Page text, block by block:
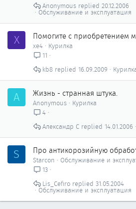
Обслуживание и эксплуатация
20.12.2006
Anonymous
X Помогите с приобретением
xe4
Курилка
11
16.09.2009
kb8
A Жизнь - странная штука.
Anonymous
Курилка
4
14.01.2006
Александр С
S Про антикорозийную
Starcon
Обслуживание и
13
Обслуживание и эксплуатация
31.05.2004
Lis_Cefiro